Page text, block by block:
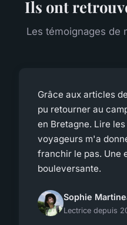
Ils ont
Les témoignages de
Grâce aux articles
pu retourner au
en Bretagne. Lire
voyageurs m'a
franchir le pas. Une
bouleversante.
Sophie
Lectrice depuis